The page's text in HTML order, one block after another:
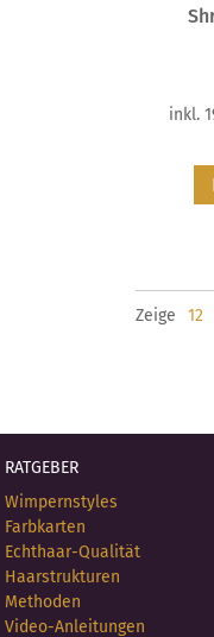
inkl.
Zeige
RATGEBER
Wimpernstyles
Farbkarten
Echthaar-Qualität
Haarstrukturen
Methoden
Video-Anleitungen